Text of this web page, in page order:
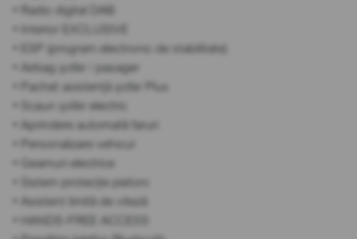
• Radio digital DAB
• Interior EXCLUSIVE
• ESP (program electronic de stabilitate)
• Airbag șofer / pasager
• Pachet asistență șofer Plus
• Scaun șofer electric
• Aprindere automată faruri
• Personalizare vehicul
• Geamuri electrice
• Sistem protecție pietoni
• Asistent limită de viteză
• HANDS-FREE ACCESS